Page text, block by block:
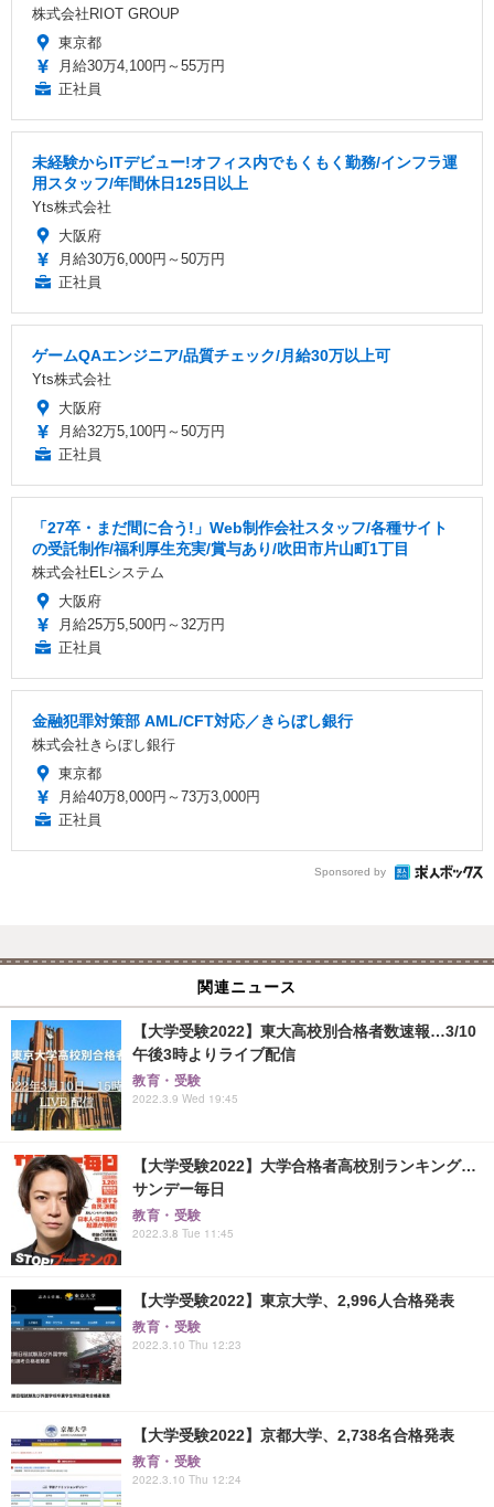
株式会社RIOT GROUP
東京都
月給30万4,100円～55万円
正社員
未経験からITデビュー!オフィス内でもくもく勤務/インフラ運
用スタッフ/年間休日125日以上
Yts株式会社
大阪府
月給30万6,000円～50万円
正社員
ゲームQAエンジニア/品質チェック/月給30万以上可
Yts株式会社
大阪府
月給32万5,100円～50万円
正社員
「27卒・まだ間に合う!」Web制作会社スタッフ/各種サイト
の受託制作/福利厚生充実/賞与あり/吹田市片山町1丁目
株式会社ELシステム
大阪府
月給25万5,500円～32万円
正社員
金融犯罪対策部 AML/CFT対応／きらぼし銀行
株式会社きらぼし銀行
東京都
月給40万8,000円～73万3,000円
正社員
Sponsored by
関連ニュース
【大学受験2022】東大高校別合格者数速報…3/10
午後3時よりライブ配信
教育・受験
2022.3.9 Wed 19:45
【大学受験2022】大学合格者高校別ランキング…
サンデー毎日
教育・受験
2022.3.8 Tue 11:45
【大学受験2022】東京大学、2,996人合格発表
教育・受験
2022.3.10 Thu 12:23
【大学受験2022】京都大学、2,738名合格発表
教育・受験
2022.3.10 Thu 12:24